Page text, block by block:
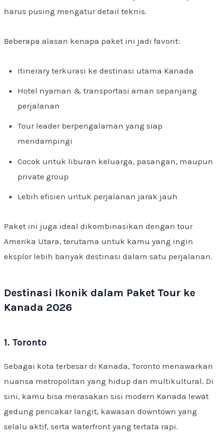
harus pusing mengatur detail teknis.
Beberapa alasan kenapa paket ini jadi favorit:
Itinerary terkurasi ke destinasi utama Kanada
Hotel nyaman & transportasi aman sepanjang
perjalanan
Tour leader berpengalaman yang siap
mendampingi
Cocok untuk liburan keluarga, pasangan, maupun
private group
Lebih efisien untuk perjalanan jarak jauh
Paket ini juga ideal dikombinasikan dengan tour
Amerika Utara, terutama untuk kamu yang ingin
eksplor lebih banyak destinasi dalam satu perjalanan.
Destinasi Ikonik dalam Paket Tour ke
Kanada 2026
1. Toronto
Sebagai kota terbesar di Kanada, Toronto menawarkan
nuansa metropolitan yang hidup dan multikultural. Di
sini, kamu bisa merasakan sisi modern Kanada lewat
gedung pencakar langit, kawasan downtown yang
selalu aktif, serta waterfront yang tertata rapi.